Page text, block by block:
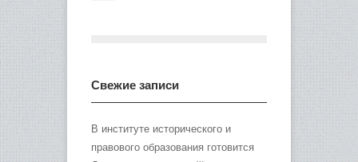
Свежие записи
В институте исторического и
правового образования готовится